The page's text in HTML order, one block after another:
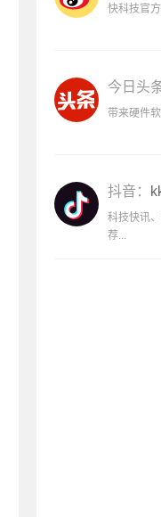
快科技官
今日头
带来硬件
抖音：
科技快讯
荐...